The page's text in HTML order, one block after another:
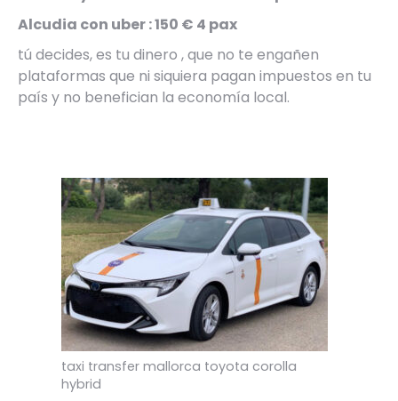
Alcudia con uber : 150 € 4 pax
tú decides, es tu dinero , que no te engañen
plataformas que ni siquiera pagan impuestos en tu
país y no benefician la economía local.
taxi transfer mallorca toyota corolla
hybrid